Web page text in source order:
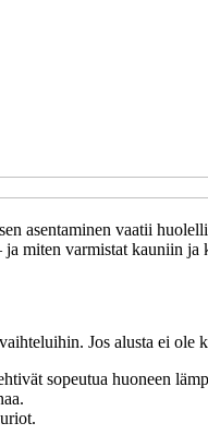
asentaminen vaatii
miten varmistat kauniin ja
Jos alusta ei ole
sopeutua huoneen